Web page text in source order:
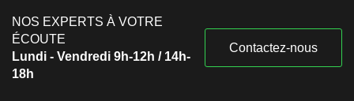
NOS EXPERTS À VOTRE
ÉCOUTE
Lundi - Vendredi 9h-12h / 14h-
18h
Contactez-nous